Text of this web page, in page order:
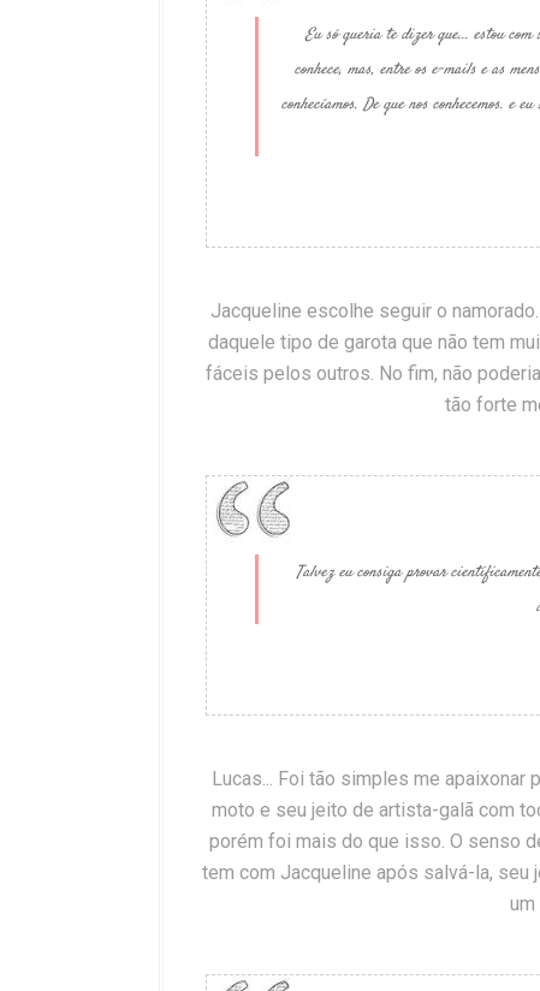
Eu só queria te dizer que... estou
conhece, mas, entre os e-mails e as
conhecíamos. De que nos conhecemos. e
Jacqueline escolhe seguir o
daquele tipo de garota que não tem
fáceis pelos outros. No fim, não
tão forte
Talvez eu consiga provar
Lucas... Foi tão simples me apaixonar
moto e seu jeito de artista-galã com
porém foi mais do que isso. O senso
tem com Jacqueline após salvá-la, seu